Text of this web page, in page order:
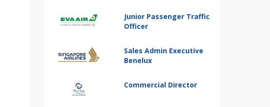
Junior Passenger Traffic
Officer
Sales Admin Executive
Benelux
Commercial Director